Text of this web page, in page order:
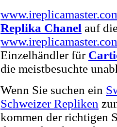
Replika Chanel auf
Einzelhändler für
die meistbesuchte
Wenn Sie suchen ein
Schweizer Repliken
kommen der richtigen